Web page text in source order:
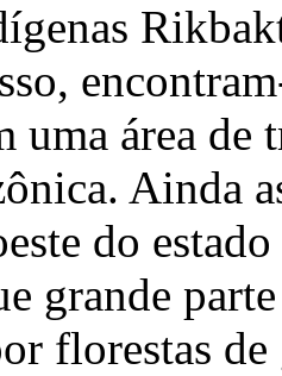
uma área de
Ainda
do
grande
florestas